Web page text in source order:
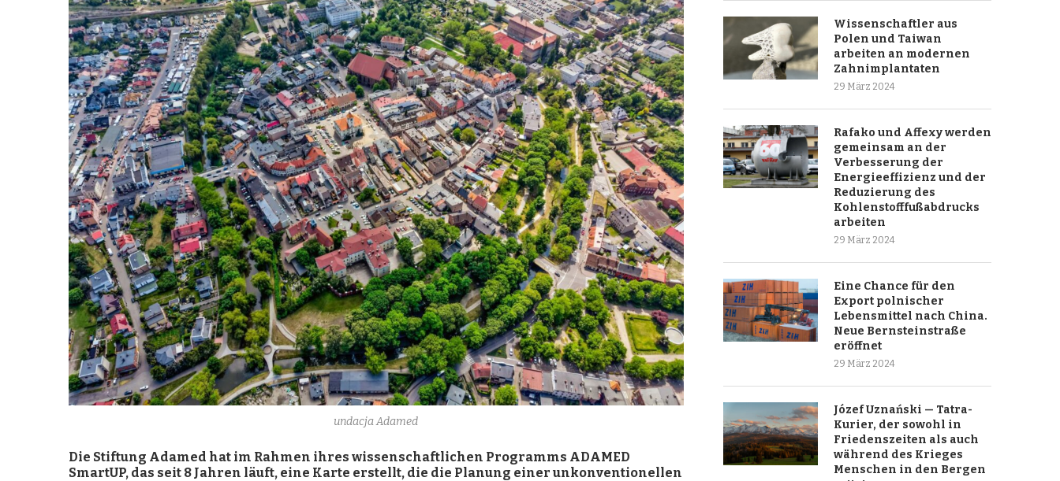
undacja Adamed
Die Stiftung Adamed hat im Rahmen ihres wissenschaftlichen Programms ADAMED
SmartUP, das seit 8 Jahren läuft, eine Karte erstellt, die die Planung einer unkonventionellen
Wissenschaftler aus
Polen und Taiwan
arbeiten an modernen
Zahnimplantaten
29 März 2024
Rafako und Affexy werden
gemeinsam an der
Verbesserung der
Energieeffizienz und der
Reduzierung des
Kohlenstofffußabdrucks
arbeiten
29 März 2024
Eine Chance für den
Export polnischer
Lebensmittel nach China.
Neue Bernsteinstraße
eröffnet
29 März 2024
Józef Uznański — Tatra-
Kurier, der sowohl in
Friedenszeiten als auch
während des Krieges
Menschen in den Bergen